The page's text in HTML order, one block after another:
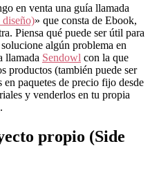
en venta una guía llamada
diseño)» que consta de Ebook,
Piensa qué puede ser útil para
algún problema en
llamada Sendowl con la que
productos (también puede ser
en paquetes de precio fijo desde
y venderlos en tu propia
.
propio (Side